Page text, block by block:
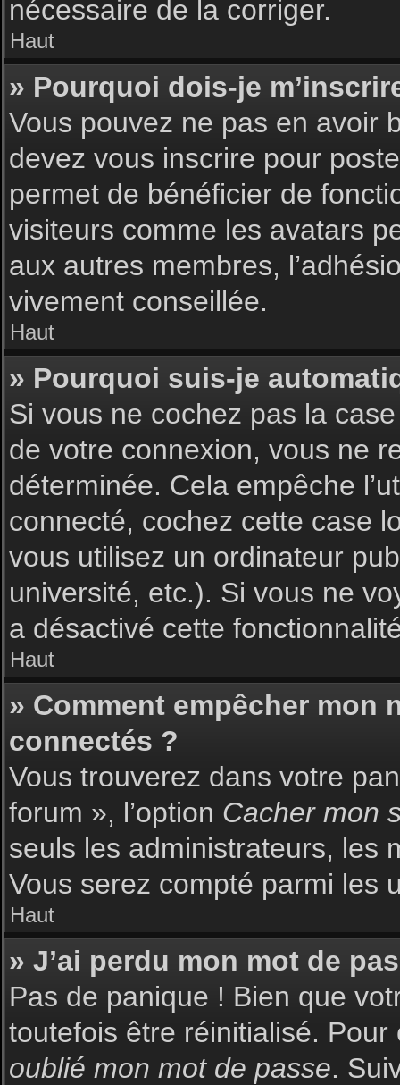
nécessaire de la corriger.
Haut
» Pourquoi dois-je
Vous pouvez ne pas en avoir
devez vous inscrire pour
permet de bénéficier de
visiteurs comme les avatars
aux autres membres,
vivement conseillée.
Haut
» Pourquoi suis-je
Si vous ne cochez pas la
de votre connexion, vous ne
déterminée. Cela empêche
connecté, cochez cette case
vous utilisez un ordinateur
université, etc.). Si vous ne
a désactivé cette
Haut
» Comment empêcher mon
connectés ?
Vous trouverez dans votre
forum », l’option Cacher mon
seuls les administrateurs, les
Vous serez compté parmi les
Haut
» J’ai perdu mon mot de
Pas de panique ! Bien que
toutefois être réinitialisé.
oublié mon mot de passe.